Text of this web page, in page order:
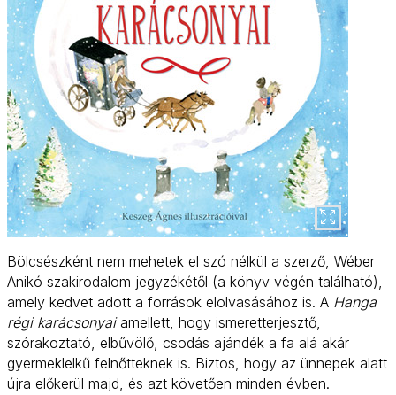
Bölcsészként nem mehetek el szó nélkül a szerző, Wéber
Anikó szakirodalom jegyzékétől (a könyv végén található),
amely kedvet adott a források elolvasásához is. A Hanga
régi karácsonyaiamellett, hogy ismeretterjesztő,
szórakoztató, elbűvölő, csodás ajándék a fa alá akár
gyermeklelkű felnőtteknek is. Biztos, hogy az ünnepek alatt
újra előkerül majd, és azt követően minden évben.